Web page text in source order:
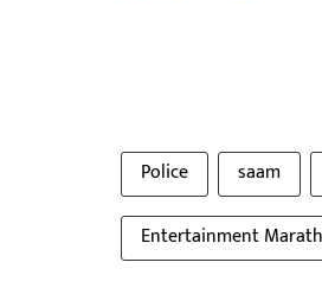
Police saam
Entertainment